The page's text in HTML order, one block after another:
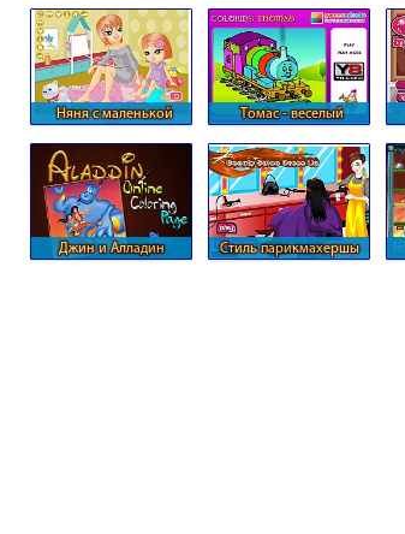
Няня с маленькой
Томас - веселый
Джин и Алладин Стиль парикмахершы